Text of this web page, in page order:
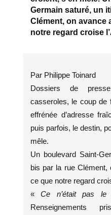
Germain saturé, un
Clément, on avance
notre regard croise
Par Philippe Toinard
Dossiers de
casseroles, le coup
effrénée d’adresse
puis parfois, le destin,
mêle.
Un boulevard Saint-
bis par la rue Clément,
ce que notre regard
«Ce n’était pas
Renseignements